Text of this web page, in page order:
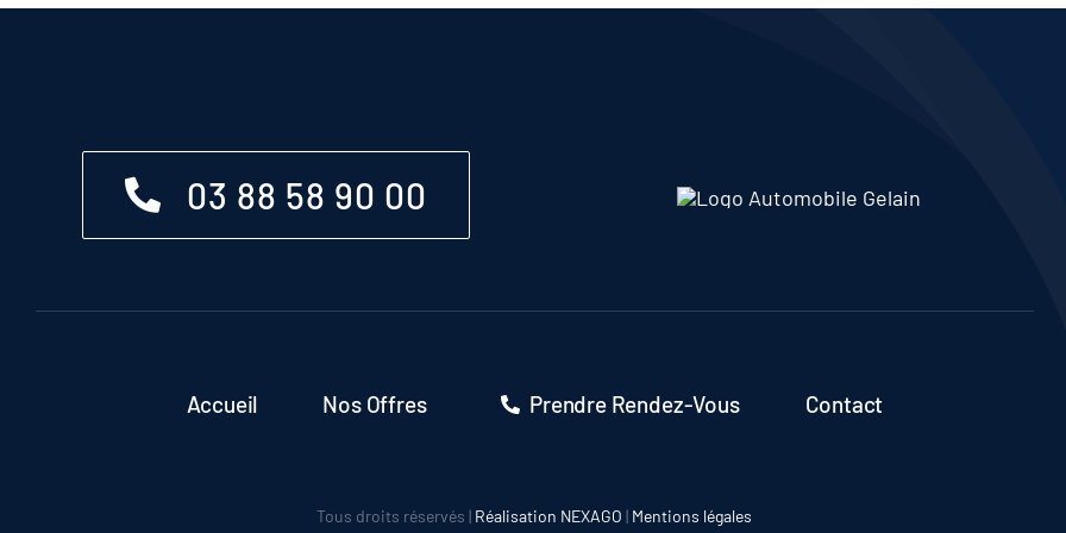
03 88 58 90 00
Accueil Nos Offres Prendre Rendez-Vous Contact
Tous droits réservés | Réalisation NEXAGO | Mentions légales